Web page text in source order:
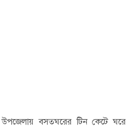
উপজেলায় বসতঘরের টিন কেটে ঘরে